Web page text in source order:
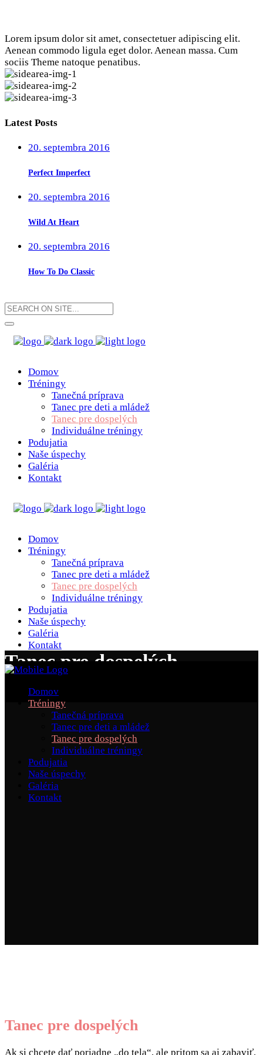
Lorem ipsum dolor sit amet, consectetuer adipiscing elit.
Aenean commodo ligula eget dolor. Aenean massa. Cum
sociis Theme natoque penatibus.
Latest Posts
20. septembra 2016
Perfect Imperfect
20. septembra 2016
Wild At Heart
20. septembra 2016
How To Do Classic
Domov
Tréningy
Tanečná príprava
Tanec pre deti a mládež
Tanec pre dospelých
Individuálne tréningy
Podujatia
Naše úspechy
Galéria
Kontakt
Domov
Tréningy
Tanečná príprava
Tanec pre deti a mládež
Tanec pre dospelých
Individuálne tréningy
Podujatia
Naše úspechy
Galéria
Kontakt
Domov
Tréningy
Tanečná príprava
Tanec pre deti a mládež
Tanec pre dospelých
Individuálne tréningy
Podujatia
Naše úspechy
Galéria
Kontakt
Tanec pre dospelých
Tanec pre dospelých
Ak si chcete dať poriadne „do tela“, ale pritom sa aj zabaviť,